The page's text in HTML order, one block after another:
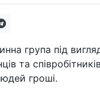
група під
та
гроші.